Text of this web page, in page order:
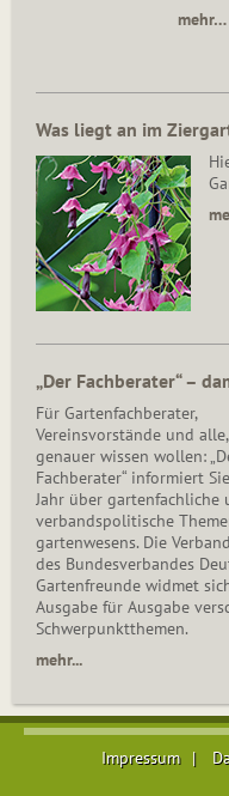
mehr…
Was liegt an im
„Der Fachberater“ –
Für Gartenfachberater,
Vereinsvorstände und
genauer wissen wollen:
Fachberater“ informiert
Jahr über gartenfachliche
verbandspolitische
gar­ten­wesens. Die
des Bun­des­ver­ban­des
Gartenfreunde widmet
Ausgabe für Ausgabe
Schwer­punkt­the­men.
mehr...
Impressum